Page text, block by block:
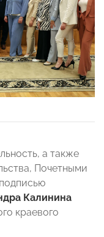
а также
Почетными
Калинина
краевого